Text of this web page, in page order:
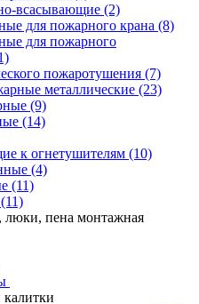
всасывающие (2)
для пожарного крана (8)
для пожарного
пожаротушения (7)
металлические (23)
(9)
(14)
к огнетушителям (10)
(4)
(11)
(11)
пена монтажная
калитки